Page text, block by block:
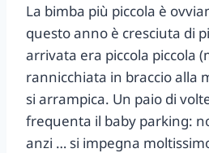
La bimba più piccola è
questo anno è cresciuta di
arrivata era piccola piccola
rannicchiata in braccio alla
si arrampica. Un paio di
frequenta il baby parking:
anzi … si impegna